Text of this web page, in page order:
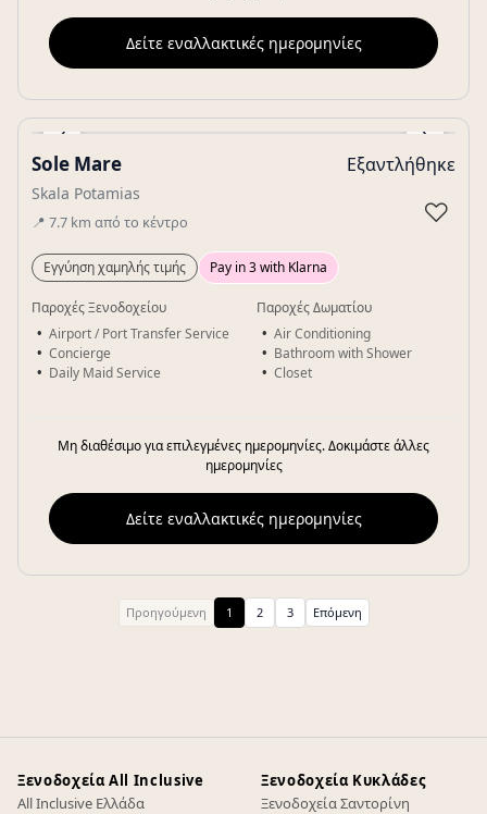
Δείτε εναλλακτικές ημερομηνίες
‹ ›
Gallery
Sole Mare
Skala Potamias
📍 7.7 km από το κέντρο
Εξαντλήθηκε
♡
Εγγύηση χαμηλής τιμής Pay in 3 with Klarna
Παροχές Ξενοδοχείου
Airport / Port Transfer Service
Concierge
Daily Maid Service
Παροχές Δωματίου
Air Conditioning
Bathroom with Shower
Closet
Μη διαθέσιμο για επιλεγμένες ημερομηνίες. Δοκιμάστε άλλες
ημερομηνίες
Δείτε εναλλακτικές ημερομηνίες
Προηγούμενη 1 2 3 Επόμενη
Ξενοδοχεία All Inclusive
All Inclusive Ελλάδα
Ξενοδοχεία Κυκλάδες
Ξενοδοχεία Σαντορίνη